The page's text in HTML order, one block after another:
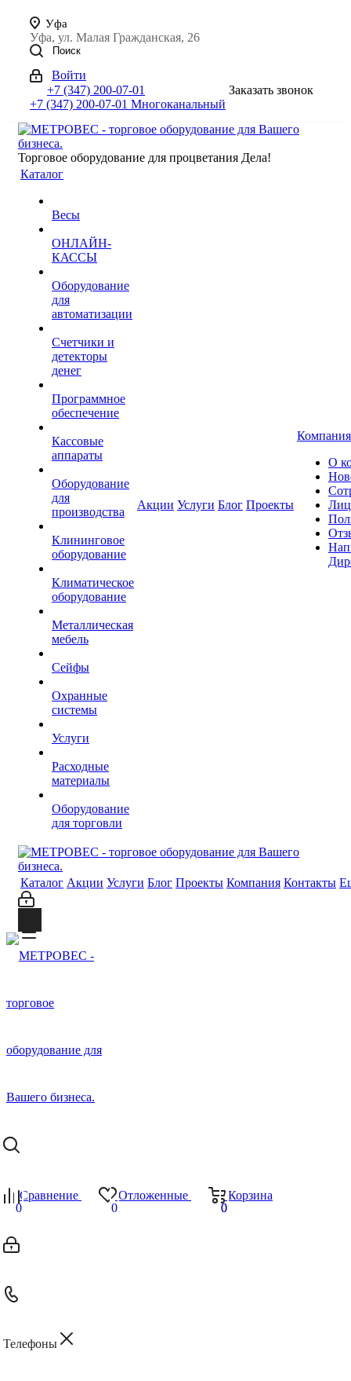
Уфа
Уфа, ул. Малая Гражданская, 26
Поиск
Войти
+7 (347) 200-07-01
+7 (347) 200-07-01 Многоканальный
Заказать звонок
Торговое оборудование для процветания Дела!
Каталог
Весы
ОНЛАЙН-
КАССЫ
Оборудование
для
автоматизации
Счетчики и
детекторы
денег
Программное
обеспечение
Кассовые
аппараты
Оборудование
для
производства
Клининговое
оборудование
Климатическое
оборудование
Металлическая
мебель
Сейфы
Охранные
системы
Услуги
Расходные
материалы
Оборудование
для торговли
Акции Услуги Блог Проекты
Компания
О
Каталог Акции Услуги Блог Проекты Компания Контакты
Сравнение
0
Отложенные
0
Корзина
0
0
Телефоны